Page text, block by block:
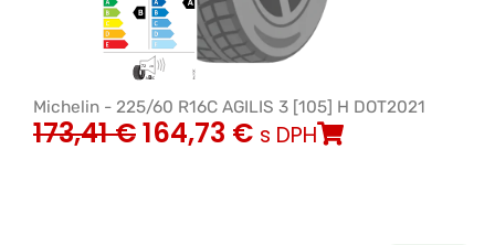
Michelin - 225/60 R16C AGILIS 3 [105] H DOT2021
173,41€164,73 € s DPH